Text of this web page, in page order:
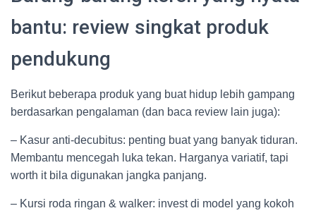
bantu: review singkat produk
pendukung
Berikut beberapa produk yang buat hidup lebih gampang
berdasarkan pengalaman (dan baca review lain juga):
– Kasur anti-decubitus: penting buat yang banyak tiduran.
Membantu mencegah luka tekan. Harganya variatif, tapi
worth it bila digunakan jangka panjang.
– Kursi roda ringan & walker: invest di model yang kokoh